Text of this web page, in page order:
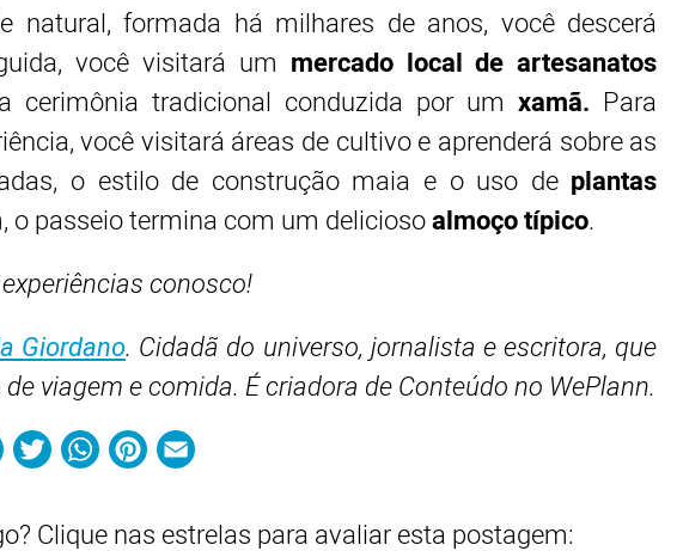
natural, formada há milhares de anos, você descerá
você visitará um mercado local de artesanatos
cerimônia tradicional conduzida por umxamã. Para
você visitará áreas de cultivo e aprenderá sobre as
o estilo de construção maia e o uso de plantas
o passeio termina com um deliciosoalmoço típico.
conosco!
Giordano. Cidadã do universo, jornalista e escritora, que
viagem e comida. É criadora de Conteúdo no WePlann.
Facebook
Twitter
WhatsApp
Pinterest
Clique nas estrelas para avaliar esta postagem: